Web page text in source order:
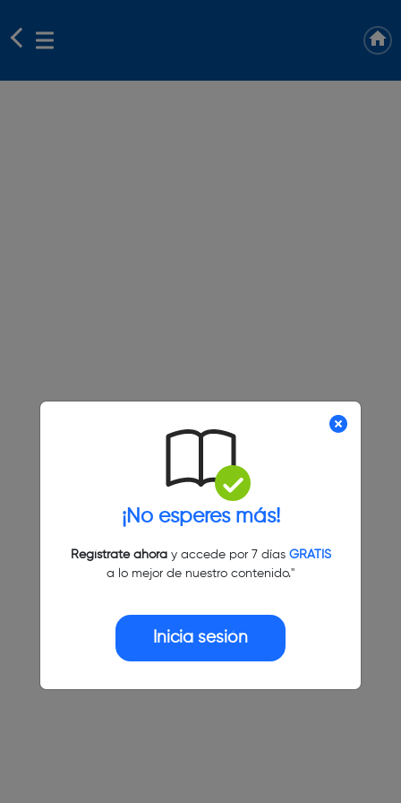
¡No esperes más!
Regístrate ahoray accede por 7 días GRATIS
a lo mejor de nuestro contenido."
Inicia sesión